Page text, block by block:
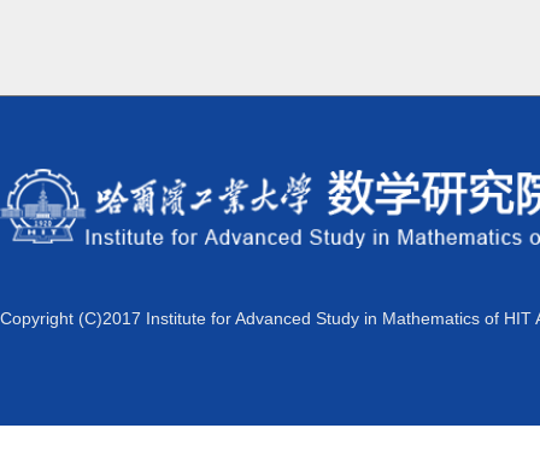
Copyright (C)2017 Institute for Advanced Study in Mathematics of HIT